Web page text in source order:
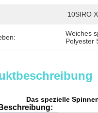
10SIRO
Weiches
Polyester
Das spezielle